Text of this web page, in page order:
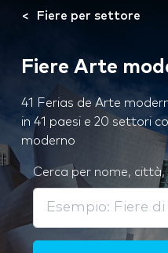
Fiere per settore
Fiere Arte
41 Ferias de Arte
in 41 paesi e 20 settori
moderno
Cerca per nome,